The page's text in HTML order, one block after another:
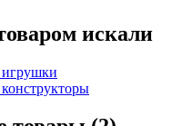
искали